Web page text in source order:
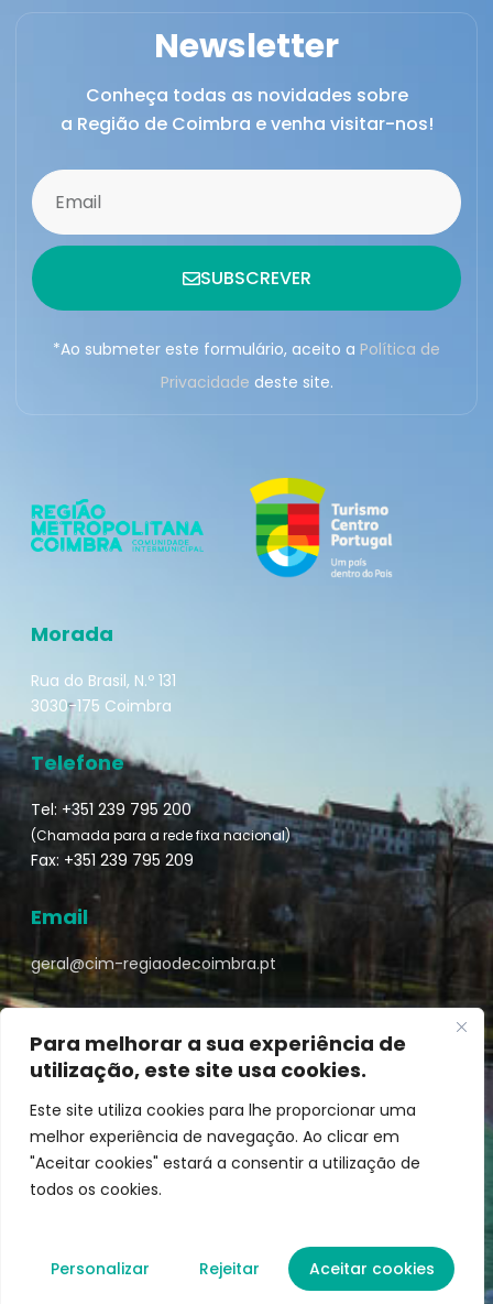
Para melhorar a sua experiência de
utilização, este site usa cookies.
Este site utiliza cookies para lhe proporcionar uma
melhor experiência de navegação. Ao clicar em
"Aceitar cookies" estará a consentir a utilização de
todos os cookies.
Personalizar Rejeitar Aceitar cookies
Newsletter
Conheça todas as novidades sobre
a Região de Coimbra e venha visitar-nos!
SUBSCREVER
*Ao submeter este formulário, aceito a Política de
Privacidade deste site.
Morada
Rua do Brasil, N.º 131
3030-175 Coimbra
Telefone
Tel: +351 239 795 200
(Chamada para a rede fixa nacional)
Fax: +351 239 795 209
Email
geral@cim-regiaodecoimbra.pt
Turismo de Coimbra © || Desenvolvido por